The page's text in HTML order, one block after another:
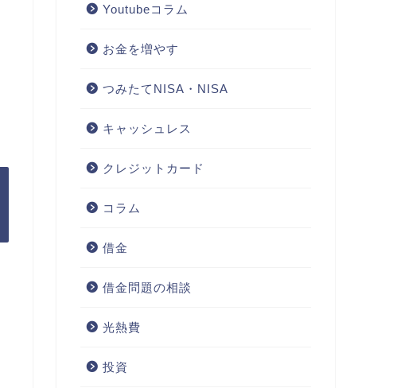
Youtubeコラム
お金を増やす
つみたてNISA・NISA
キャッシュレス
クレジットカード
コラム
借金
借金問題の相談
光熱費
投資